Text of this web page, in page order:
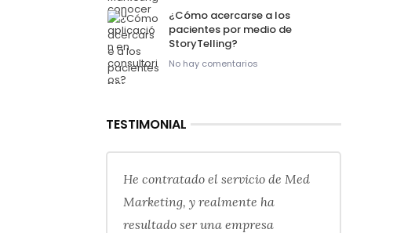
¿Cómo acercarse a los
pacientes por medio de
StoryTelling?
No hay comentarios
TESTIMONIAL
He contratado el servicio de Med
Marketing, y realmente ha
resultado ser una empresa